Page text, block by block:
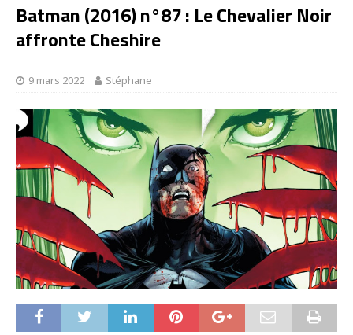
Batman (2016) n°87 : Le Chevalier Noir
affronte Cheshire
9 mars 2022 Stéphane